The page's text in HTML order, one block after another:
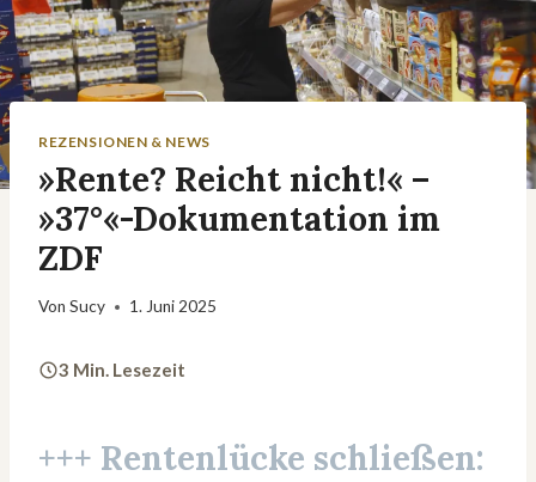
REZENSIONEN & NEWS
»Rente? Reicht nicht!« –
»37°«-Dokumentation im
ZDF
Von Sucy 1. Juni 2025
3 Min. Lesezeit
+++ Rentenlücke schließen: